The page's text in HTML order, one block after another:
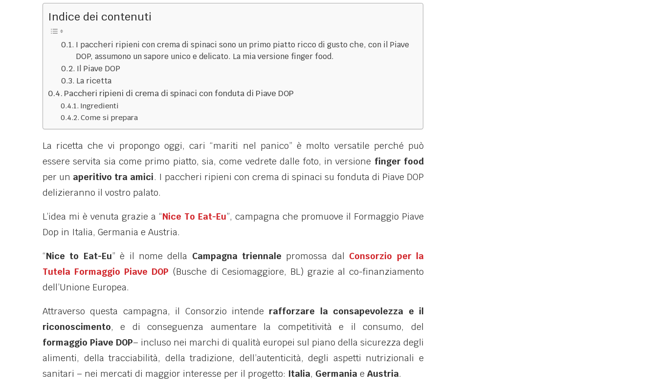
Indice dei contenuti
I paccheri ripieni con crema di spinaci sono un primo piatto ricco di gusto che, con il Piave
DOP, assumono un sapore unico e delicato. La mia versione finger food.
Il Piave DOP
La ricetta
Paccheri ripieni di crema di spinaci con fonduta di Piave DOP
Ingredienti
Come si prepara
La ricetta che vi propongo oggi, cari “mariti nel panico” è molto versatile perché può
essere servita sia come primo piatto, sia, come vedrete dalle foto, in versione finger food
per un aperitivo tra amici. I paccheri ripieni con crema di spinaci su fonduta di Piave DOP
delizieranno il vostro palato.
L’idea mi è venuta grazie a “Nice To Eat-Eu”, campagna che promuove il Formaggio Piave
Dop in Italia, Germania e Austria.
“Nice to Eat-Eu” è il nome della Campagna triennale promossa dal Consorzio per la
Tutela Formaggio Piave DOP (Busche di Cesiomaggiore, BL) grazie al co-finanziamento
dell’Unione Europea.
Attraverso questa campagna, il Consorzio intende rafforzare la consapevolezza e il
riconoscimento, e di conseguenza aumentare la competitività e il consumo, del
formaggio Piave DOP– incluso nei marchi di qualità europei sul piano della sicurezza degli
alimenti, della tracciabilità, della tradizione, dell’autenticità, degli aspetti nutrizionali e
sanitari – nei mercati di maggior interesse per il progetto: Italia, Germania e Austria.